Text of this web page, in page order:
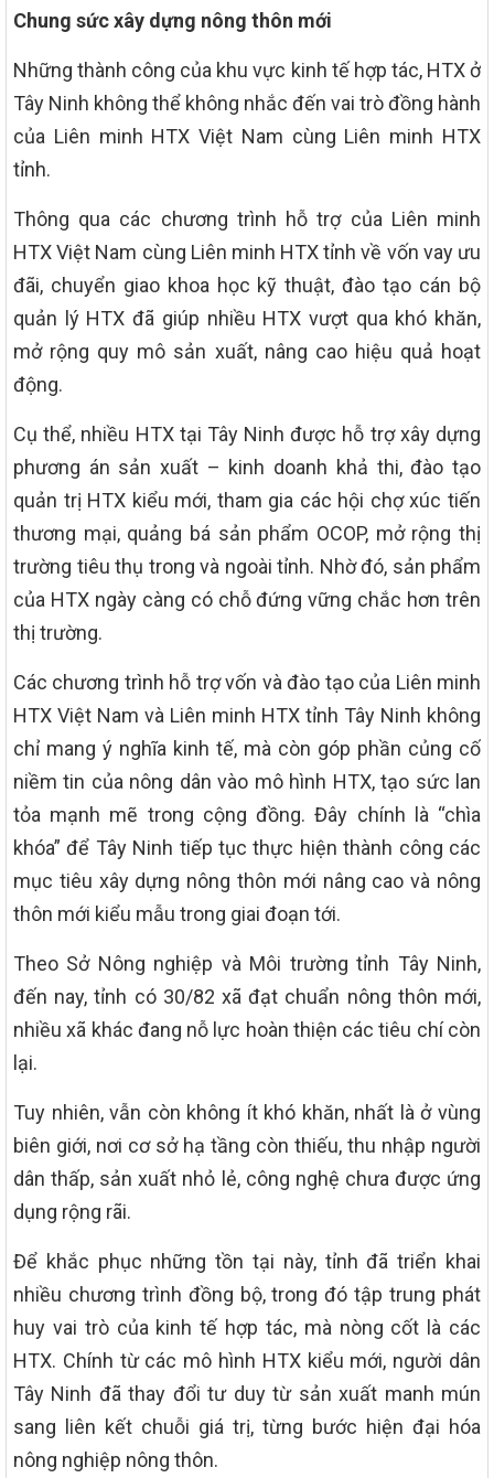
Chung sức xây dựng nông thôn mới
Những thành công của khu vực kinh tế hợp tác, HTX ở
Tây Ninh không thể không nhắc đến vai trò đồng hành
của Liên minh HTX Việt Nam cùng Liên minh HTX
tỉnh.
Thông qua các chương trình hỗ trợ của Liên minh
HTX Việt Nam cùng Liên minh HTX tỉnh về vốn vay ưu
đãi, chuyển giao khoa học kỹ thuật, đào tạo cán bộ
quản lý HTX đã giúp nhiều HTX vượt qua khó khăn,
mở rộng quy mô sản xuất, nâng cao hiệu quả hoạt
động.
Cụ thể, nhiều HTX tại Tây Ninh được hỗ trợ xây dựng
phương án sản xuất – kinh doanh khả thi, đào tạo
quản trị HTX kiểu mới, tham gia các hội chợ xúc tiến
thương mại, quảng bá sản phẩm OCOP, mở rộng thị
trường tiêu thụ trong và ngoài tỉnh. Nhờ đó, sản phẩm
của HTX ngày càng có chỗ đứng vững chắc hơn trên
thị trường.
Các chương trình hỗ trợ vốn và đào tạo của Liên minh
HTX Việt Nam và Liên minh HTX tỉnh Tây Ninh không
chỉ mang ý nghĩa kinh tế, mà còn góp phần củng cố
niềm tin của nông dân vào mô hình HTX, tạo sức lan
tỏa mạnh mẽ trong cộng đồng. Đây chính là “chìa
khóa” để Tây Ninh tiếp tục thực hiện thành công các
mục tiêu xây dựng nông thôn mới nâng cao và nông
thôn mới kiểu mẫu trong giai đoạn tới.
Theo Sở Nông nghiệp và Môi trường tỉnh Tây Ninh,
đến nay, tỉnh có 30/82 xã đạt chuẩn nông thôn mới,
nhiều xã khác đang nỗ lực hoàn thiện các tiêu chí còn
lại.
Tuy nhiên, vẫn còn không ít khó khăn, nhất là ở vùng
biên giới, nơi cơ sở hạ tầng còn thiếu, thu nhập người
dân thấp, sản xuất nhỏ lẻ, công nghệ chưa được ứng
dụng rộng rãi.
Để khắc phục những tồn tại này, tỉnh đã triển khai
nhiều chương trình đồng bộ, trong đó tập trung phát
huy vai trò của kinh tế hợp tác, mà nòng cốt là các
HTX. Chính từ các mô hình HTX kiểu mới, người dân
Tây Ninh đã thay đổi tư duy từ sản xuất manh mún
sang liên kết chuỗi giá trị, từng bước hiện đại hóa
nông nghiệp nông thôn.